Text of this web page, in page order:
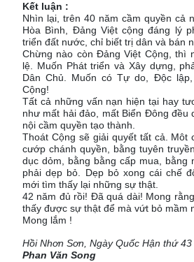
Kết luận :
Nhìn lại, trên 40 năm cầm quyền cả
Hòa Bình, Đảng Việt cộng đáng lý
triển đất nước, chỉ biết trị dân và bán
Chừng nào còn Đảng Việt Cộng, thì
lệ. Muốn Phát triển và Xây dựng,
Dân Chủ. Muốn có Tự do, Độc
Cộng!
Tất cả những vấn nạn hiện tại hay
như mất hải đảo, mất Biển Đông đều
nội cầm quyền tạo thành.
Thoát Cộng sẽ giải quyết tất cả. Môt
cướp chánh quyền, bằng tuyên
dục dỏm, bằng bằng cấp mua, bằng
phải dẹp bỏ. Dẹp bỏ xong cái chế
mới tìm thấy lại những sự thật.
42 năm đủ rồi! Đã quá dài! Mong
thấy được sự thật để mà vứt bỏ mầm
Mong lắm !
Hồi Nhơn Sơn, Ngày Quốc Hận thứ 43
Phan Văn Song